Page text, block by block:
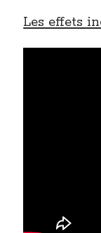
Les effets